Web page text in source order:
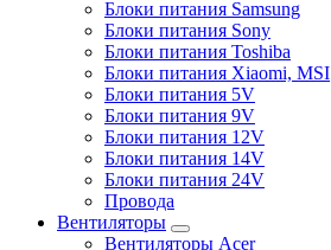
Блоки питания Samsung
Блоки питания Sony
Блоки питания Toshiba
Блоки питания Xiaomi, MSI
Блоки питания 5V
Блоки питания 9V
Блоки питания 12V
Блоки питания 14V
Блоки питания 24V
Провода
Вентиляторы
Вентиляторы Acer